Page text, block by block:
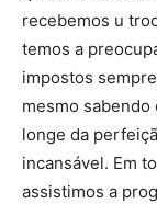
recebemos u
temos a
impostos
mesmo
longe da
incansável. Em
assistimos a